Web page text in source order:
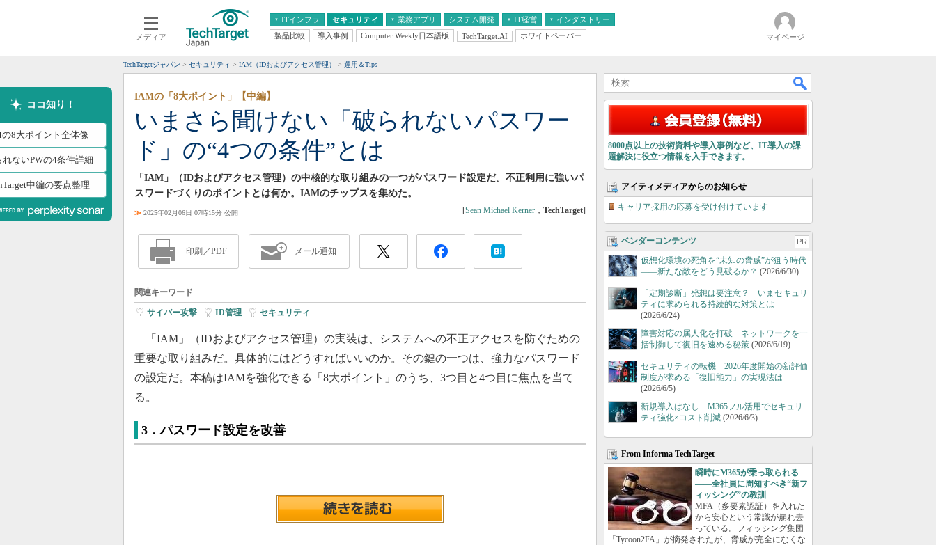
メディア
ITインフラ
クラウド
スマートモバイル
ネットワーク
システム運用管理
セキュリティ 業務アプリ
エンタープライズAI
ERP
CX
情報系システム
システム開発 IT経営
経営とIT
インダストリー
医療IT
製品比較 導入事例 Computer Weekly日本語版 TechTarget.AI ホワイトペーパー マイページ
TechTargetジャパン セキュリティ IAM（IDおよびアクセス管理） 運用＆Tips
ココ知り！
8大ポイント全体像
れないPWの4条件詳細
中編の要点整理
いまさら聞けない「破られないパスワー
ド」の“4つの条件”とは
IAMの「8大ポイント」【中編】
「IAM」（IDおよびアクセス管理）の中核的な取り組みの一つがパスワード設定だ。不正利用に強いパ
スワードづくりのポイントとは何か。IAMのチップスを集めた。
≫ 2025年02月06日 07時15分 公開 [Sean Michael Kerner ， TechTarget]
印刷／PDF メール通知
関連キーワード
サイバー攻撃 ID管理 セキュリティ
「IAM」（IDおよびアクセス管理）の実装は、システムへの不正アクセスを防ぐための
重要な取り組みだ。具体的にはどうすればいいのか。その鍵の一つは、強力なパスワード
の設定だ。本稿はIAMを強化できる「8大ポイント」のうち、3つ目と4つ目に焦点を当て
る。
3．パスワード設定を改善
8000点以上の技術資料や導入事例など、IT導入の課
題解決に役立つ情報を入手できます。
アイティメディアからのお知らせ
キャリア採用の応募を受け付けています
ベンダーコンテンツ PR
仮想化環境の死角を“未知の脅威”が狙う時代
――新たな敵をどう見破るか？ (2026/6/30)
「定期診断」発想は要注意？ いまセキュリ
ティに求められる持続的な対策とは
(2026/6/24)
障害対応の属人化を打破 ネットワークを一
括制御して復旧を速める秘策 (2026/6/19)
セキュリティの転機 2026年度開始の新評価
制度が求める「復旧能力」の実現法は
(2026/6/5)
新規導入はなし M365フル活用でセキュリ
ティ強化×コスト削減 (2026/6/3)
From Informa TechTarget
瞬時にM365が乗っ取られる
――全社員に周知すべき“新フ
ィッシング”の教訓
MFA（多要素認証）を入れた
から安心という常識が崩れ去
っている。フィッシング集団
「Tycoon2FA」が摘発されたが、脅威が完全になくな